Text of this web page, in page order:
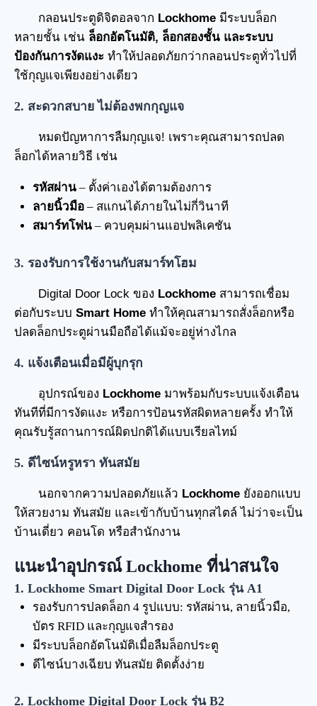
กลอนประตูดิจิตอลจาก Lockhome มีระบบล็อก
หลายชั้น เช่น ล็อกอัตโนมัติ, ล็อกสองชั้น และระบบ
ป้องกันการงัดแงะ ทำให้ปลอดภัยกว่ากลอนประตูทั่วไปที่
ใช้กุญแจเพียงอย่างเดียว
2. สะดวกสบาย ไม่ต้องพกกุญแจ
หมดปัญหาการลืมกุญแจ! เพราะคุณสามารถปลด
ล็อกได้หลายวิธี เช่น
รหัสผ่าน– ตั้งค่าเองได้ตามต้องการ
ลายนิ้วมือ– สแกนได้ภายในไม่กี่วินาที
สมาร์ทโฟน– ควบคุมผ่านแอปพลิเคชัน
3. รองรับการใช้งานกับสมาร์ทโฮม
Digital Door Lock ของ Lockhome สามารถเชื่อม
ต่อกับระบบ Smart Home ทำให้คุณสามารถสั่งล็อกหรือ
ปลดล็อกประตูผ่านมือถือได้แม้จะอยู่ห่างไกล
4. แจ้งเตือนเมื่อมีผู้บุกรุก
อุปกรณ์ของ Lockhome มาพร้อมกับระบบแจ้งเตือน
ทันทีที่มีการงัดแงะ หรือการป้อนรหัสผิดหลายครั้ง ทำให้
คุณรับรู้สถานการณ์ผิดปกติได้แบบเรียลไทม์
5. ดีไซน์หรูหรา ทันสมัย
นอกจากความปลอดภัยแล้ว Lockhome ยังออกแบบ
ให้สวยงาม ทันสมัย และเข้ากับบ้านทุกสไตล์ ไม่ว่าจะเป็น
บ้านเดี่ยว คอนโด หรือสำนักงาน
แนะนำอุปกรณ์Lockhome ที่น่าสนใจ
1. Lockhome Smart Digital Door Lock รุ่น A1
รองรับการปลดล็อก 4 รูปแบบ: รหัสผ่าน, ลายนิ้วมือ,
บัตร RFID และกุญแจสำรอง
มีระบบล็อกอัตโนมัติเมื่อลืมล็อกประตู
ดีไซน์บางเฉียบ ทันสมัย ติดตั้งง่าย
2. Lockhome Digital Door Lock รุ่น B2